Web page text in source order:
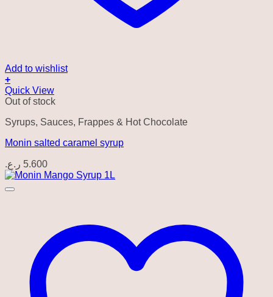
Add to wishlist
+
Quick View
Out of stock
Syrups, Sauces, Frappes & Hot Chocolate
Monin salted caramel syrup
5.600 ر.ع.